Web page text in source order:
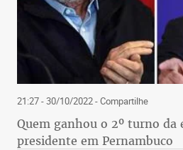
21:27 - 30/10/2022- Compartilhe
Quem ganhou o 2º turno da
presidente em Pernambuco